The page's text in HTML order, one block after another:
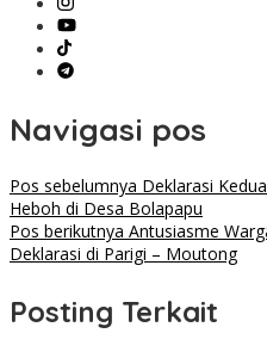
Navigasi pos
Pos sebelumnya Deklarasi
Heboh di Desa Bolapapu
Pos berikutnya Antusiasme
Deklarasi di Parigi – Moutong
Posting Terkait